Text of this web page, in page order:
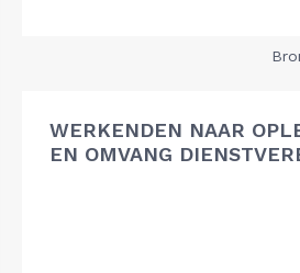
WERKENDEN NAAR
EN OMVANG